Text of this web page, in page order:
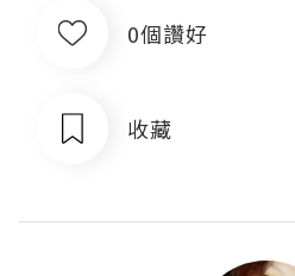
0個讚好
收藏